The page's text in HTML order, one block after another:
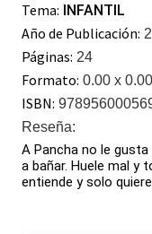
Tema: INFANTIL
Año de Publicación:
Páginas: 24
Formato: 0.00 x
ISBN:
Reseña:
A Pancha no le gusta
a bañar. Huele mal y
entiende y solo